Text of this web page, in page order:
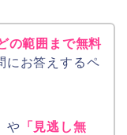
の範囲まで無料
にお答えするペ
や 「見逃し無